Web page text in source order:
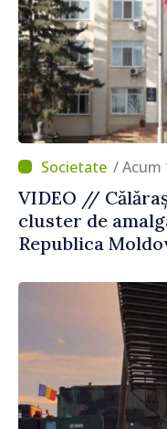
/
VIDEO //
cluster de
Republica